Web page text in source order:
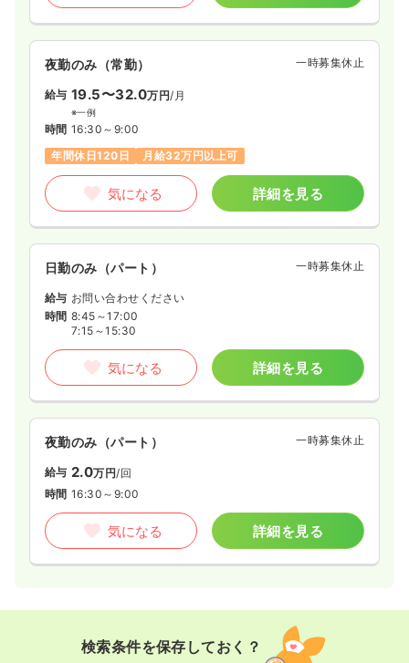
夜勤のみ（常勤） 一時募集休止
給与 19.5〜32.0万円/月
※一例
時間 16:30～9:00
年間休日120日
月給32万円以上可
気になる 詳細を見る
日勤のみ（パート） 一時募集休止
給与 お問い合わせください
時間 8:45～17:00
7:15～15:30
気になる 詳細を見る
夜勤のみ（パート） 一時募集休止
給与 2.0万円/回
時間 16:30～9:00
気になる 詳細を見る
検索条件を保存しておく？